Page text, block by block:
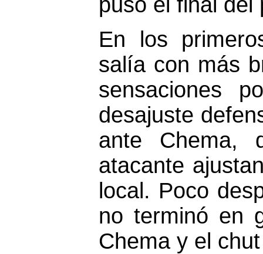
En los
salía con más
sensaciones
desajuste
ante Chema,
atacante
local. Poco
no terminó en
Chema y el